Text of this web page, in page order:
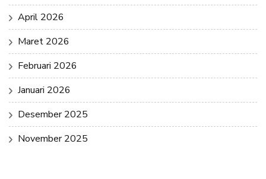
April 2026
Maret 2026
Februari 2026
Januari 2026
Desember 2025
November 2025